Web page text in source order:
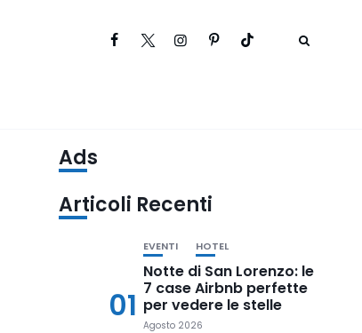
Ads
Articoli Recenti
01
EVENTI HOTEL
Notte di San Lorenzo: le
7 case Airbnb perfette
per vedere le stelle
Agosto 2026